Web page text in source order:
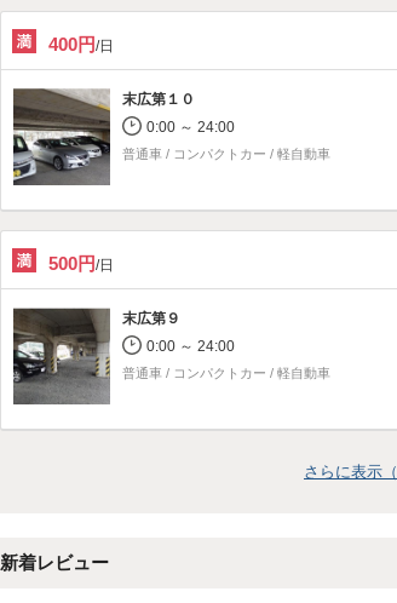
400円/日
末広第１０
0:00 ～ 24:00
普通車 / コンパクトカー / 軽自動車
500円/日
末広第９
0:00 ～ 24:00
普通車 / コンパクトカー / 軽自動車
さらに表示（
新着レビュー